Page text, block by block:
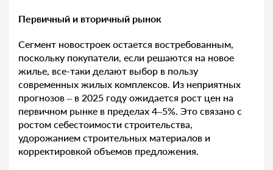
Первичный и вторичный рынок
Сегмент новостроек остается востребованным,
поскольку покупатели, если решаются на новое
жилье, все-таки делают выбор в пользу
современных жилых комплексов. Из неприятных
прогнозов – в 2025 году ожидается рост цен на
первичном рынке в пределах 4–5%. Это связано с
ростом себестоимости строительства,
удорожанием строительных материалов и
корректировкой объемов предложения.